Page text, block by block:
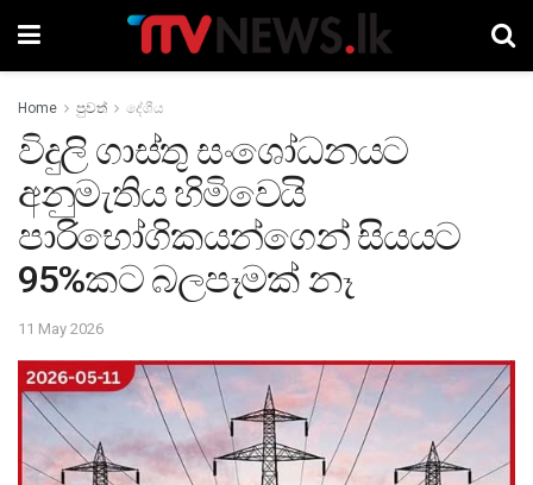
Home පුවත් දේශීය
විදුලි ගාස්තු සංශෝධනයට
අනුමැතිය හිමිවෙයි
පාරිභෝගිකයන්ගෙන් සියයට
95%කට බලපෑමක් නෑ
11 May 2026